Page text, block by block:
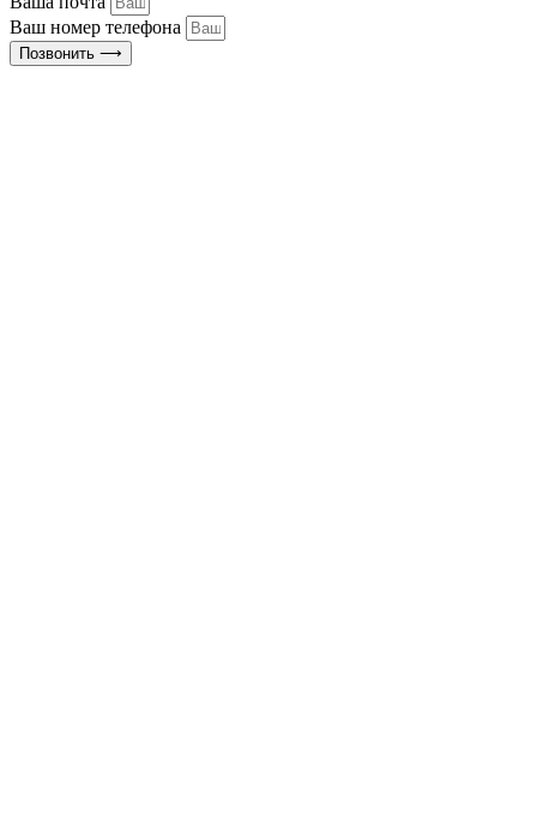
Ваш номер телефона
Позвонить ⟶